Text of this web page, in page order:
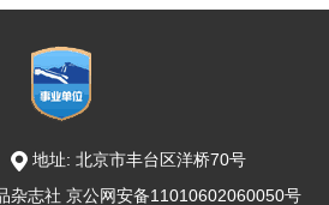
地址: 北京市丰台区洋桥70号
杂志社 京公网安备11010602060050号